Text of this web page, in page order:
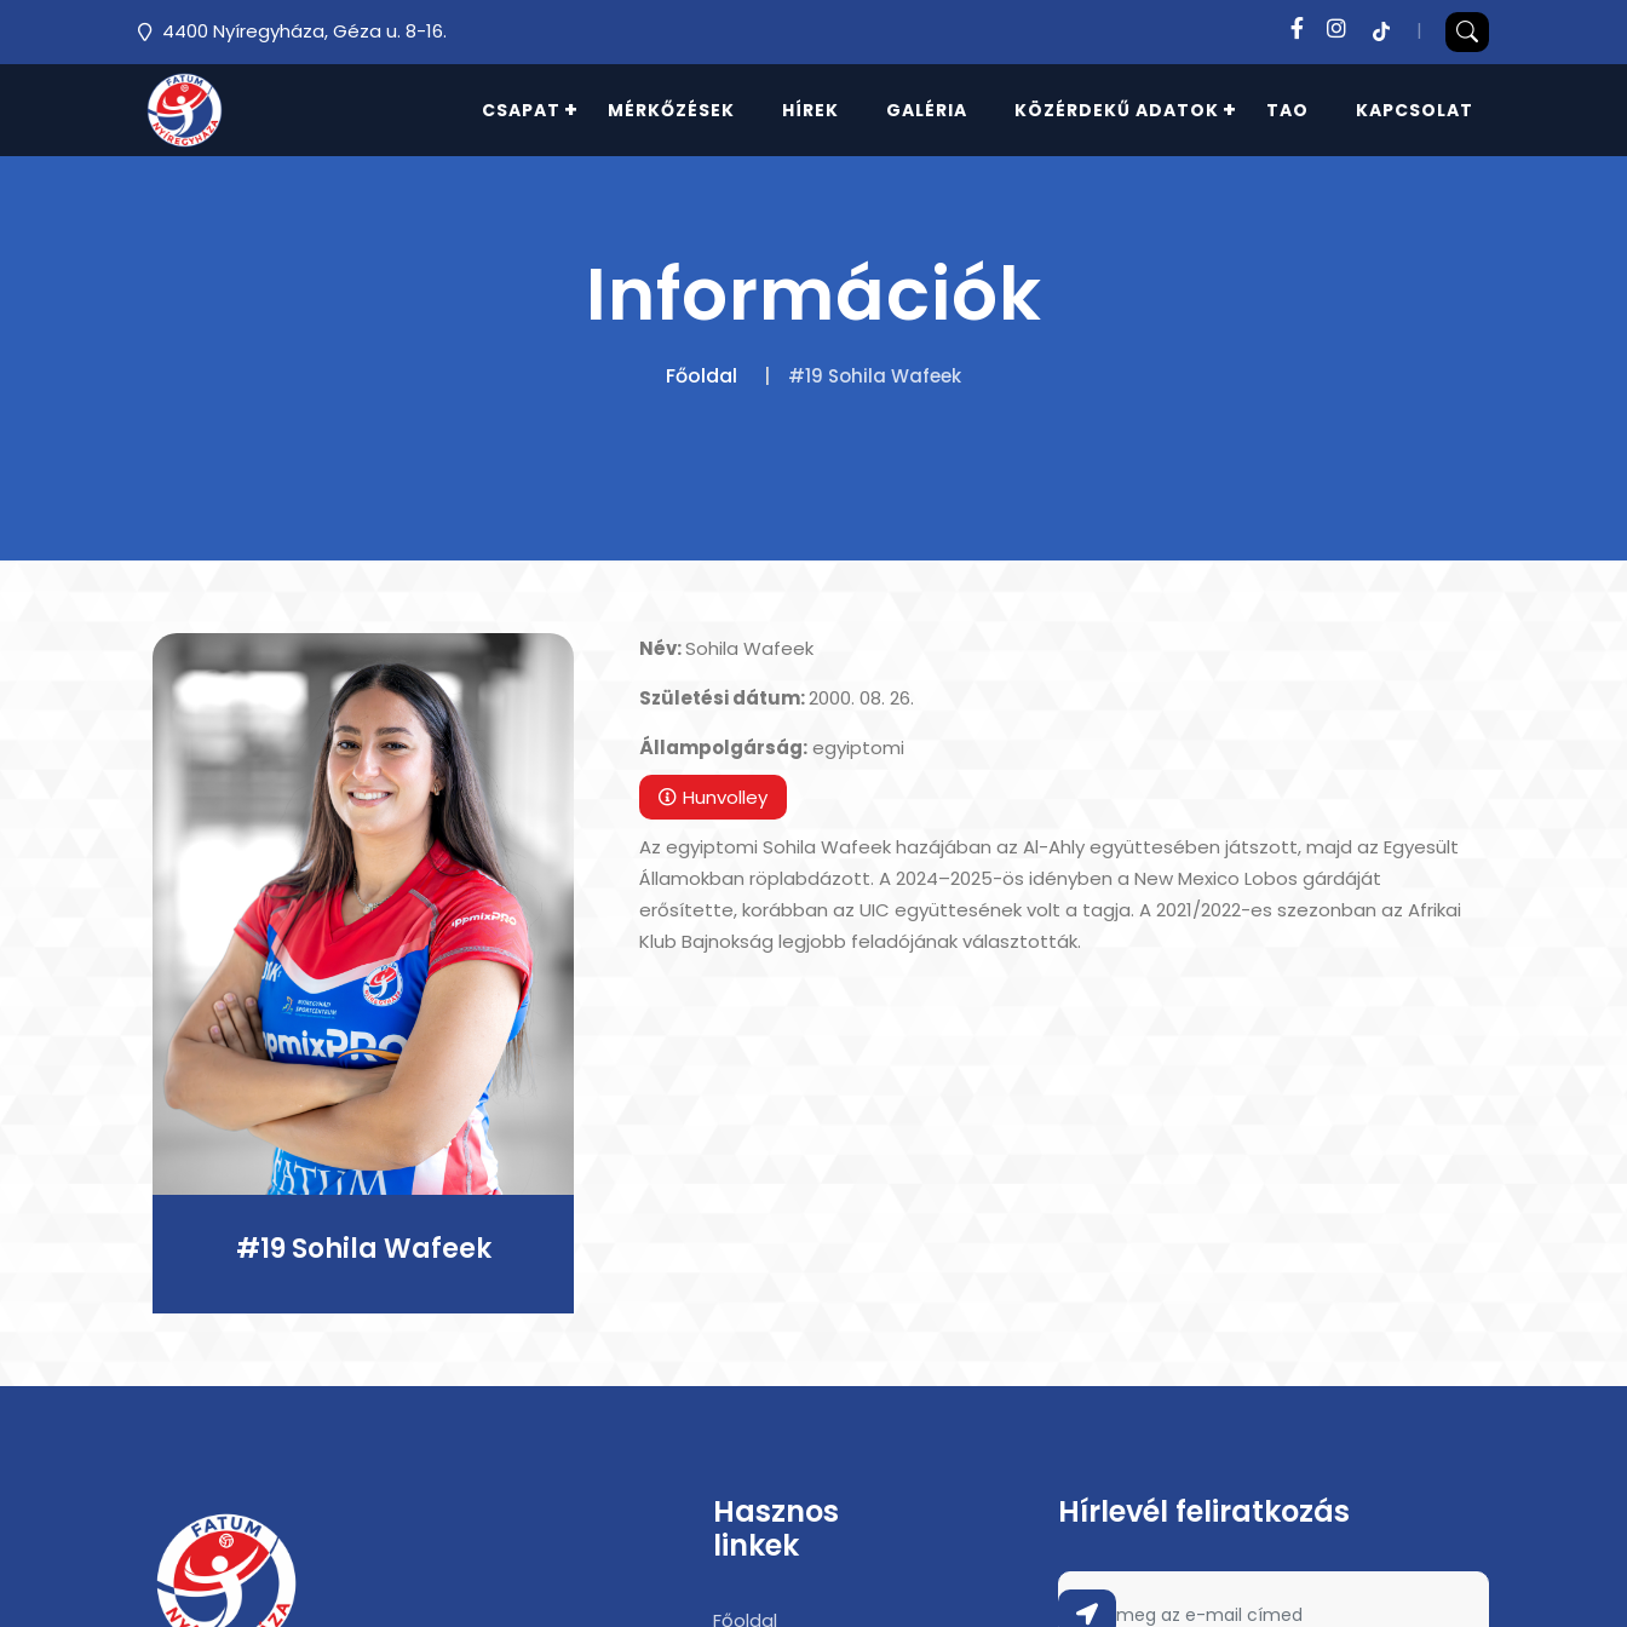
4400 Nyíregyháza, Géza u. 8-16. |
CSAPAT MÉRKŐZÉSEK HÍREK GALÉRIA KÖZÉRDEKŰ ADATOK TAO KAPCSOLAT
Információk
Főoldal #19 Sohila Wafeek
#19 Sohila Wafeek
Név:Sohila Wafeek
Születési dátum:2000. 08. 26.
Állampolgárság:egyiptomi
Hunvolley
Az egyiptomi Sohila Wafeek hazájában az Al-Ahly együttesében játszott, majd az Egyesült
Államokban röplabdázott. A 2024–2025-ös idényben a New Mexico Lobos gárdáját
erősítette, korábban az UIC együttesének volt a tagja. A 2021/2022-es szezonban az Afrikai
Klub Bajnokság legjobb feladójának választották.
Hasznos
linkek
Főoldal
Hírlevél feliratkozás